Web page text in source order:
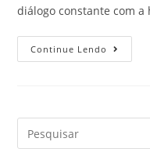
diálogo constante com
Continue Lendo